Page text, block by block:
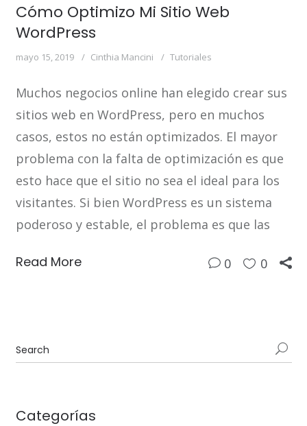
Cómo Optimizo Mi Sitio Web
WordPress
mayo 15, 2019 Cinthia Mancini Tutoriales
Muchos negocios online han elegido crear sus
sitios web en WordPress, pero en muchos
casos, estos no están optimizados. El mayor
problema con la falta de optimización es que
esto hace que el sitio no sea el ideal para los
visitantes. Si bien WordPress es un sistema
poderoso y estable, el problema es que las
Read More 0 0
Categorías